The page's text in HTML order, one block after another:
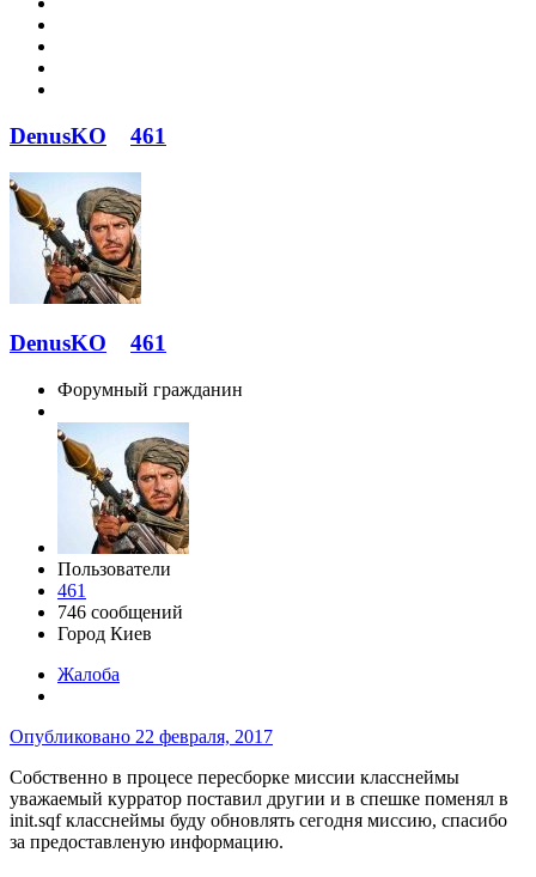
DenusKO 461
DenusKO 461
Форумный гражданин
Пользователи
461
746 сообщений
Город Киев
Жалоба
Опубликовано 22 февраля, 2017
Собственно в процесе пересборке миссии класснеймы
уважаемый курратор поставил другии и в спешке поменял в
init.sqf класснеймы буду обновлять сегодня миссию, спасибо
за предоставленую информацию.